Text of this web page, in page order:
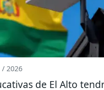
/ 2026
de El Alto